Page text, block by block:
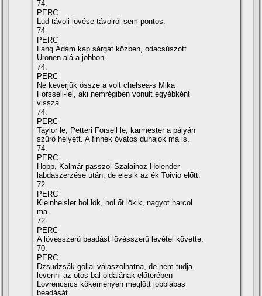
74.
PERC
Lud távoli lövése távolról sem pontos.
74.
PERC
Lang Ádám kap sárgát közben, odacsúszott
Uronen alá a jobbon.
74.
PERC
Ne keverjük össze a volt chelsea-s Mika
Forssell-lel, aki nemrégiben vonult egyébként
vissza.
74.
PERC
Taylor le, Petteri Forsell le, karmester a pályán
szűrő helyett. A finnek óvatos duhajok ma is.
74.
PERC
Hopp, Kalmár passzol Szalaihoz Holender
labdaszerzése után, de elesik az ék Toivio előtt.
72.
PERC
Kleinheisler hol lök, hol őt lökik, nagyot harcol
ma.
72.
PERC
A lövésszerű beadást lövésszerű levétel követte.
70.
PERC
Dzsudzsák góllal válaszolhatna, de nem tudja
levenni az ötös bal oldalának előterében
Lovrencsics kőkeményen meglőtt jobblábas
beadását.